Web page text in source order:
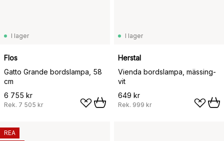
I lager
Flos
Gatto Grande bordslampa, 58
cm
6 755 kr
Rek. 7 505 kr
I lager
Herstal
Vienda bordslampa, mässing-
vit
649 kr
Rek. 999 kr
REA